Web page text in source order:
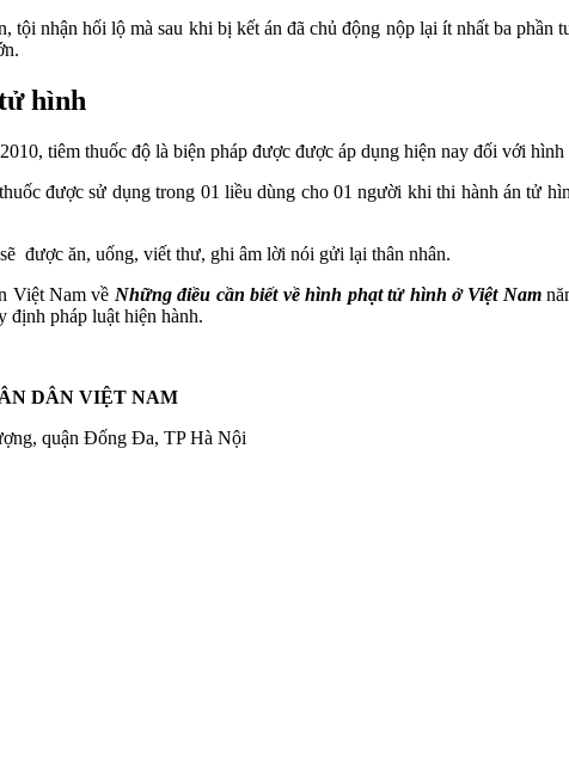
tội nhận hối lộ mà sau khi bị kết án đã chủ động nộp lại ít nhất ba
hình
tiêm thuốc độ là biện pháp được được áp dụng hiện nay đối với
được sử dụng trong 01 liều dùng cho 01 người khi thi hành án tử
được ăn, uống, viết thư, ghi âm lời nói gửi lại thân nhân.
Việt Nam về Những điều cần biết về hình phạt tử hình ở Việt Nam
định pháp luật hiện hành.
DÂN VIỆT NAM
quận Đống Đa, TP Hà Nội